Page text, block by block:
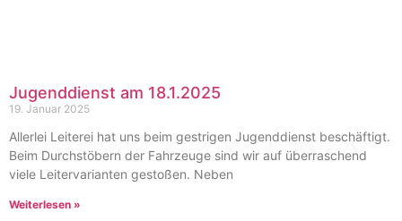
Jugenddienst am 18.1.2025
19. Januar 2025
Allerlei Leiterei hat uns beim gestrigen Jugenddienst beschäftigt.
Beim Durchstöbern der Fahrzeuge sind wir auf überraschend
viele Leitervarianten gestoßen. Neben
Weiterlesen »